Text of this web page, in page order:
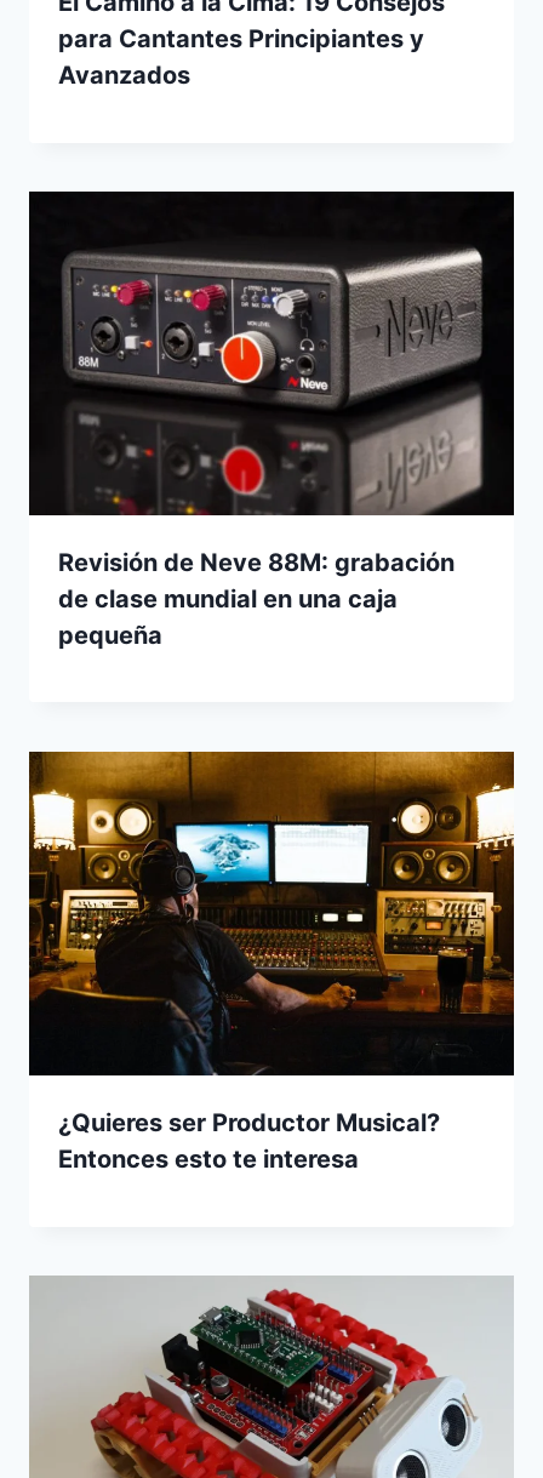
para Cantantes Principiantes y
Avanzados
Revisión de Neve 88M: grabación
de clase mundial en una caja
pequeña
¿Quieres ser Productor Musical?
Entonces esto te interesa